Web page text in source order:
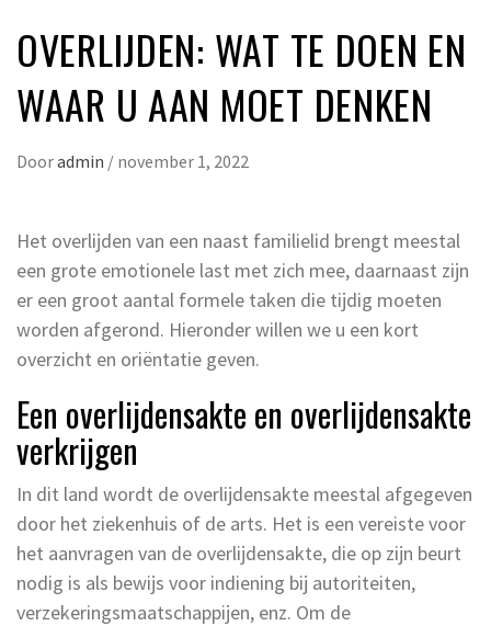
OVERLIJDEN: WAT TE DOEN EN
WAAR U AAN MOET DENKEN
Dooradmin / november 1, 2022
Het overlijden van een naast familielid brengt meestal
een grote emotionele last met zich mee, daarnaast zijn
er een groot aantal formele taken die tijdig moeten
worden afgerond. Hieronder willen we u een kort
overzicht en oriëntatie geven.
Een overlijdensakte en overlijdensakte
verkrijgen
In dit land wordt de overlijdensakte meestal afgegeven
door het ziekenhuis of de arts. Het is een vereiste voor
het aanvragen van de overlijdensakte, die op zijn beurt
nodig is als bewijs voor indiening bij autoriteiten,
verzekeringsmaatschappijen, enz. Om de